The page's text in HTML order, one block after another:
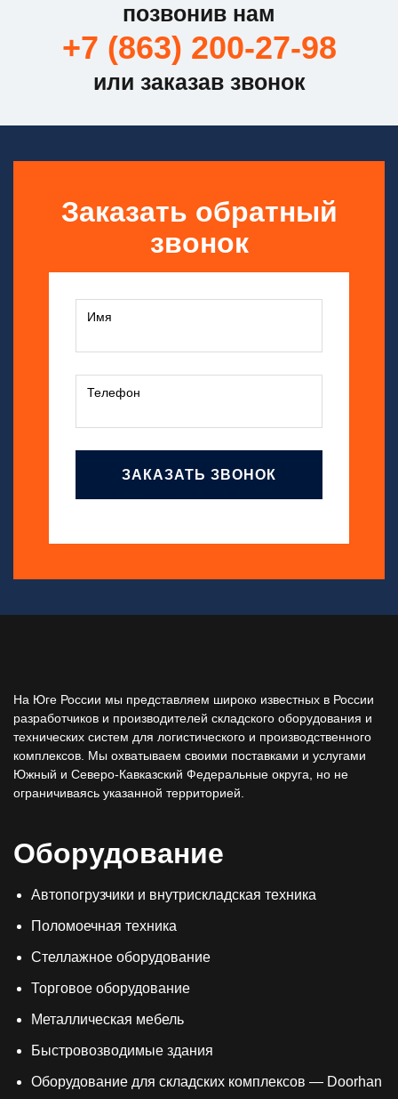
позвонив нам
+7 (863) 200-27-98
или заказав звонок
Заказать обратный
звонок
ЗАКАЗАТЬ ЗВОНОК
На Юге России мы представляем широко известных в России
разработчиков и производителей складского оборудования и
технических систем для логистического и производственного
комплексов. Мы охватываем своими поставками и услугами
Южный и Северо-Кавказский Федеральные округа, но не
ограничиваясь указанной территорией.
Оборудование
Автопогрузчики и внутрискладская техника
Поломоечная техника
Стеллажное оборудование
Торговое оборудование
Металлическая мебель
Быстровозводимые здания
Оборудование для складских комплексов — Doorhan